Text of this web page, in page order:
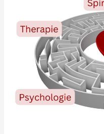
oder
Persönlichkeitsentwicklung?​